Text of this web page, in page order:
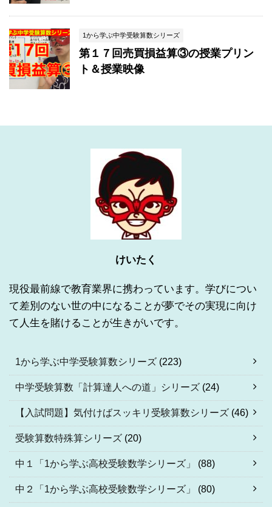
1から学ぶ中学受験算数シリーズ
第１７回売買損益算③の授業プリン
ト＆授業映像
けいたく
現役最前線で教育業界に携わっています。学びについ
て差別のない世の中になることが夢でその実現に向け
て人生を賭けることが生きがいです。
1から学ぶ中学受験算数シリーズ (223)
中学受験算数「計算達人への道」シリーズ (24)
【入試問題】気付けばスッキリ受験算数シリーズ (46)
受験算数特殊算シリーズ (20)
中１「1から学ぶ高校受験数学シリーズ」 (88)
中２「1から学ぶ高校受験数学シリーズ」 (80)